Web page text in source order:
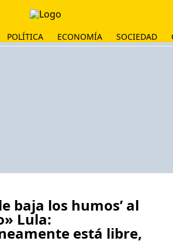
POLÍTICA ECONOMÍA SOCIEDAD
baja los humos’ al
Lula:
está libre,